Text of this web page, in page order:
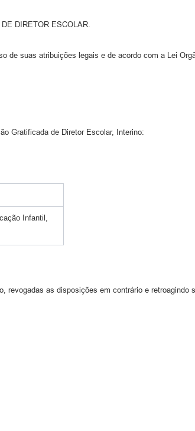
DIRETOR ESCOLAR.
de suas atribuições legais e de acordo com a Lei
Gratificada de Diretor Escolar, Interino:
Infantil,
revogadas as disposições em contrário e retroagindo